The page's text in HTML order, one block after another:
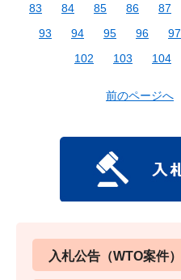
83
84 85 86 87
93
94 95 96 97
102
103 104
前のページへ
入札公告（WTO案件）